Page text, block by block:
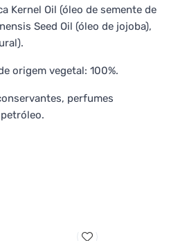
Kernel Oil (óleo de semente de
Seed Oil (óleo de jojoba),
origem vegetal: 100%.
perfumes